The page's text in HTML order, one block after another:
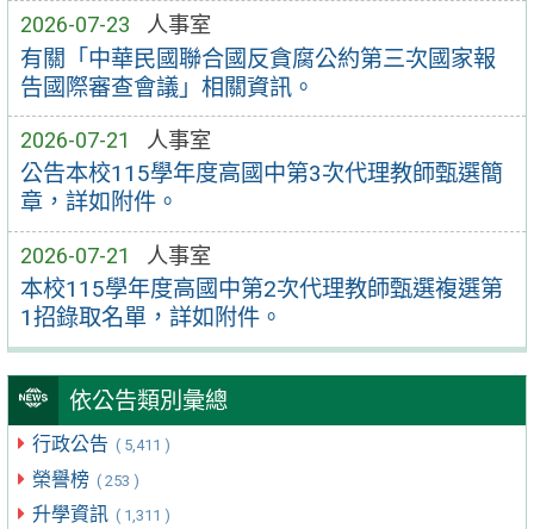
2026-07-23 人事室
有關「中華民國聯合國反貪腐公約第三次國家報
告國際審查會議」相關資訊。
2026-07-21 人事室
公告本校115學年度高國中第3次代理教師甄選簡
章，詳如附件。
2026-07-21 人事室
本校115學年度高國中第2次代理教師甄選複選第
1招錄取名單，詳如附件。
依公告類別彙總
行政公告 ( 5,411 )
榮譽榜 ( 253 )
升學資訊 ( 1,311 )